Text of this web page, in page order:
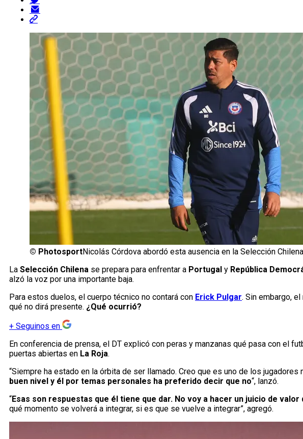
© PhotosportNicolás Córdova abordó esta ausencia en la Selección
La Selección Chilena se prepara para enfrentar a Portugal y República
alzó la voz por una importante baja.
Para estos duelos, el cuerpo técnico no contará con Erick Pulgar. Sin embargo,
qué no dirá presente. ¿Qué ocurrió?
+ Seguinos en
En conferencia de prensa, el DT explicó con peras y manzanas qué pasa con el
puertas abiertas en La Roja.
“Siempre ha estado en la órbita de ser llamado. Creo que es uno de los
buen nivel y él por temas personales ha preferido decir que no“, lanzó.
“Esas son respuestas que él tiene que dar. No voy a hacer un juicio de
qué momento se volverá a integrar, si es que se vuelve a integrar”, agregó.